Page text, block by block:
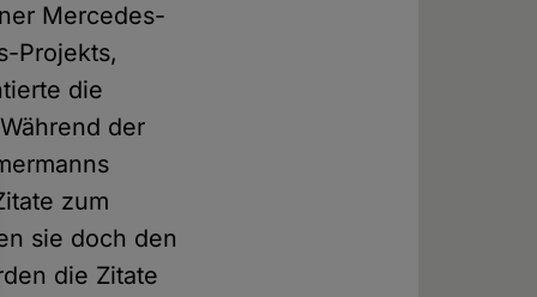
Mercedes-
Projekts,
die
der
zum
sie doch den
die Zitate